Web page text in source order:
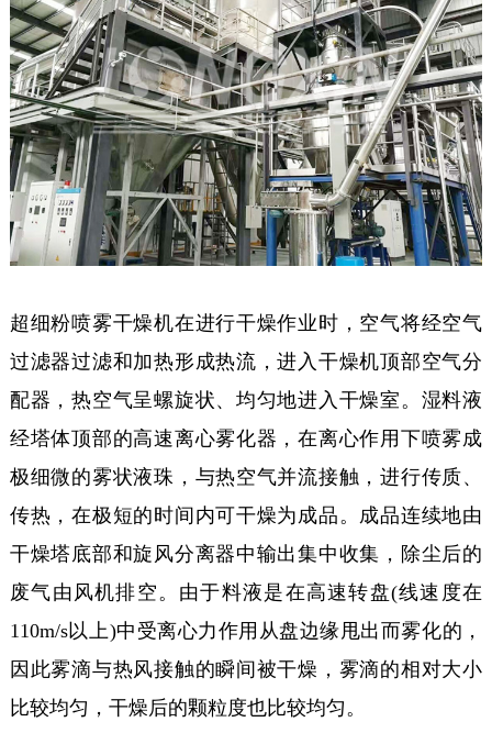
超细粉喷雾干燥机在进行干燥作业时，空气将经空气
过滤器过滤和加热形成热流，进入干燥机顶部空气分
配器，热空气呈螺旋状、均匀地进入干燥室。湿料液
经塔体顶部的高速离心雾化器，在离心作用下喷雾成
极细微的雾状液珠，与热空气并流接触，进行传质、
传热，在极短的时间内可干燥为成品。成品连续地由
干燥塔底部和旋风分离器中输出集中收集，除尘后的
废气由风机排空。由于料液是在高速转盘(线速度在
110m/s以上)中受离心力作用从盘边缘甩出而雾化的，
因此雾滴与热风接触的瞬间被干燥，雾滴的相对大小
比较均匀，干燥后的颗粒度也比较均匀。